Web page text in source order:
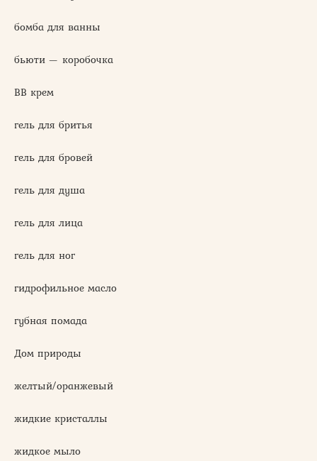
бомба для ванны
бьюти — коробочка
ВВ крем
гель для бритья
гель для бровей
гель для душа
гель для лица
гель для ног
гидрофильное масло
губная помада
Дом природы
желтый/оранжевый
жидкие кристаллы
жидкое мыло